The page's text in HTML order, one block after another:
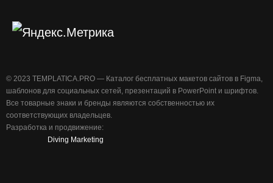
©️ 2023 TEMPLATICA.PRO — Каталог бесплатных макетов сайтов в Figma,
шаблонов для социальных сетей, презентаций в PowerPoint и шрифтов.
Все товарные знаки и бренды являются собственностью их
соответствующих владельцев.
Разработка и продвижение:
Diving Marketing